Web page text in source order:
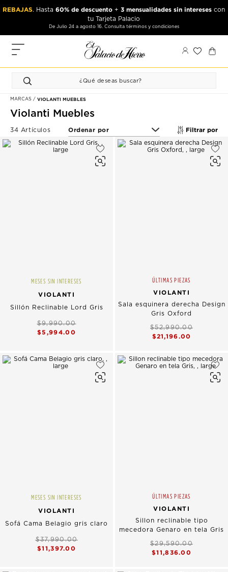
al
principal
al
de
pie
REBAJAS. Hasta60% de descuento +3 mensualidades sin intereses con
tu Tarjeta Palacio
De Julio 24 a agosto 16. Consulta términos y condiciones
MIS
FAVORITOS
PERFIL
DIRECCIONES
MARCAS VIOLANTI MUEBLES
Violanti Muebles
34 Artículos Filtrar por
MESES SIN INTERESES
VIOLANTI
Sillón Reclinable Lord Gris
$9,990.00
$5,994.00
ÚLTIMAS PIEZAS
VIOLANTI
Sala esquinera derecha Design
Gris Oxford
$52,990.00
$21,196.00
MESES SIN INTERESES
VIOLANTI
Sofá Cama Belagio gris claro
$37,990.00
$11,397.00
ÚLTIMAS PIEZAS
VIOLANTI
Sillon reclinable tipo
mecedora Genaro en tela Gris
$29,590.00
$11,836.00